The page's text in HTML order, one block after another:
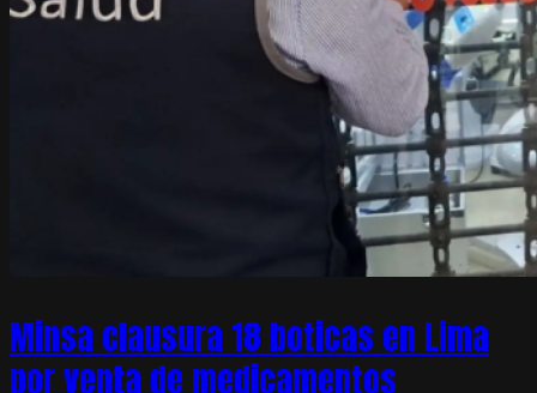
Minsa clausura 18 boticas en Lima
por venta de medicamentos